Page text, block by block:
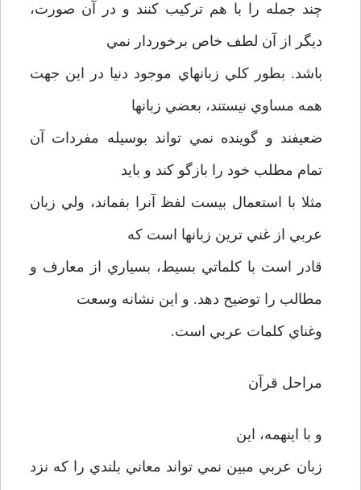
چند جمله را با هم تركيب كنند و در آن صورت،
ديگر از آن لطف خاص برخوردار نمي
باشد. بطور كلي زبانهاي موجود دنيا در اين جهت
همه مساوي نيستند، بعضي زبانها
ضعيفند و گوينده نمي تواند بوسيله مفردات آن
تمام مطلب خود را بازگو كند و بايد
مثلا با استعمال بيست لفظ آنرا بفماند، ولي زبان
عربي از غني ترين زبانها است كه
قادر است با كلماتي بسيط، بسياري از معارف و
مطالب را توضيح دهد. و اين نشانه وسعت
وغناي كلمات عربي است.
مراحل قرآن
و با اينهمه، اين
زبان عربي مبين نمي تواند معاني بلندي را كه نزد